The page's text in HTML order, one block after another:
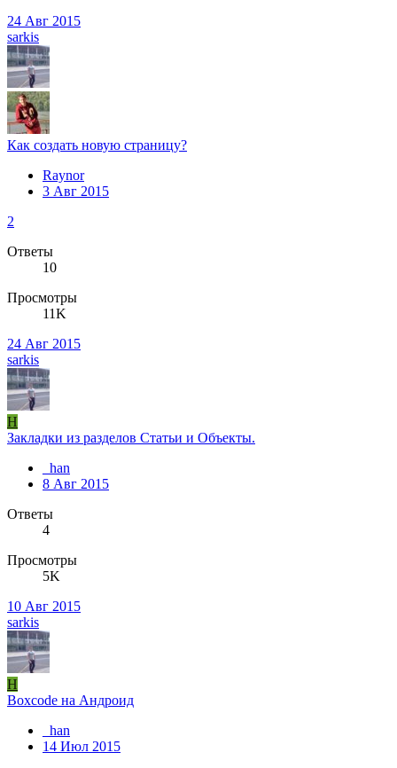
24 Авг 2015
sarkis
Как создать новую страницу?
Raynor
3 Авг 2015
2
Ответы
10
Просмотры
11K
24 Авг 2015
sarkis
H
Закладки из разделов Статьи и Объекты.
_han
8 Авг 2015
Ответы
4
Просмотры
5K
10 Авг 2015
sarkis
H
Boxcode на Андроид
_han
14 Июл 2015